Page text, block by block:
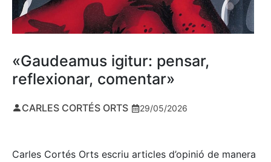
«Gaudeamus igitur: pensar,
reflexionar, comentar»
CARLES CORTÉS ORTS 29/05/2026
Carles Cortés Orts escriu articles d’opinió de manera